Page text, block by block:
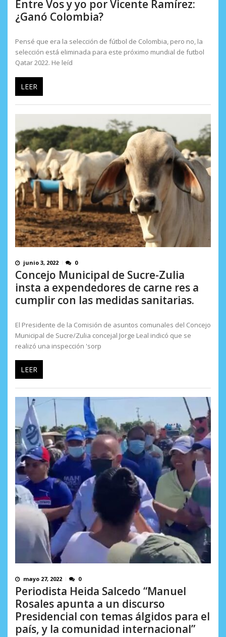
Entre Vos y yo por Vicente Ramírez:
¿Ganó Colombia?
Pensé que era la selección de fútbol de Colombia, pero no, la
selección está eliminada para este próximo mundial de futbol
Qatar 2022. He leíd
LEER
junio 3, 2022 0
Concejo Municipal de Sucre-Zulia
insta a expendedores de carne res a
cumplir con las medidas sanitarias.
El Presidente de la Comisión de asuntos comunales del Concejo
Municipal de Sucre/Zulia concejal Jorge Leal indicó que se
realizó una inspección 'sorp
LEER
mayo 27, 2022 0
Periodista Heida Salcedo “Manuel
Rosales apunta a un discurso
Presidencial con temas álgidos para el
país, y la comunidad internacional”